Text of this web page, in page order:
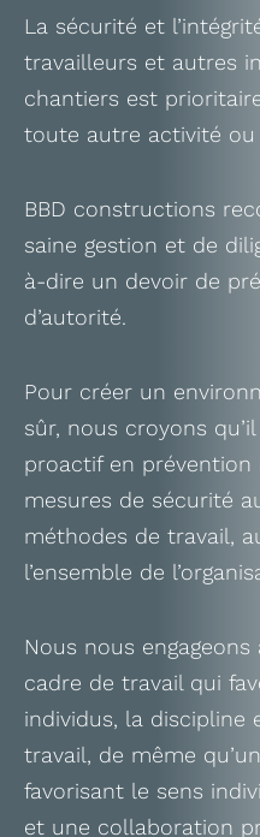
La sécurité et
travailleurs et autres
chantiers est
toute autre activité ou
BBD constructions
saine gestion et de
à-dire un devoir de
d’autorité.
Pour créer un
sûr, nous croyons
proactif en prévention
mesures de sécurité
méthodes de travail,
l’ensemble de
Nous nous
cadre de travail qui
individus, la discipline
travail, de même
favorisant le sens
et une collaboration